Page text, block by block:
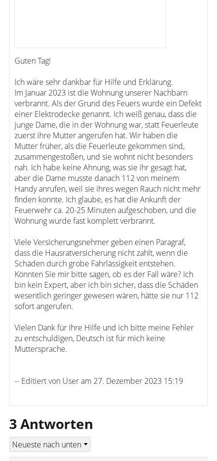
Guten Tag!
Ich wäre sehr dankbar für Hilfe und Erklärung.
Im Januar 2023 ist die Wohnung unserer Nachbarn
verbrannt. Als der Grund des Feuers wurde ein Defekt
einer Elektrodecke genannt. Ich weiß genau, dass die
junge Dame, die in der Wohnung war, statt Feuerleute
zuerst ihre Mutter angerufen hat. Wir haben die
Mutter früher, als die Feuerleute gekommen sind,
zusammengestoßen, und sie wohnt nicht besonders
nah. Ich habe keine Ahnung, was sie ihr gesagt hat,
aber die Dame musste danach 112 von meinem
Handy anrufen, weil sie ihres wegen Rauch nicht mehr
finden konnte. Ich glaube, es hat die Ankunft der
Feuerwehr ca. 20-25 Minuten aufgeschoben, und die
Wohnung wurde fast komplett verbrannt.
Viele Versicherungsnehmer geben einen Paragraf,
dass die Hausratversicherung nicht zahlt, wenn die
Schäden durch grobe Fahrlässigkeit entstehen.
Könnten Sie mir bitte sagen, ob es der Fall wäre? Ich
bin kein Expert, aber ich bin sicher, dass die Schäden
wesentlich geringer gewesen wären, hätte sie nur 112
sofort angerufen.
Vielen Dank für Ihre Hilfe und ich bitte meine Fehler
zu entschuldigen, Deutsch ist für mich keine
Muttersprache.
-- Editiert von User am 27. Dezember 2023 15:19
3 Antworten